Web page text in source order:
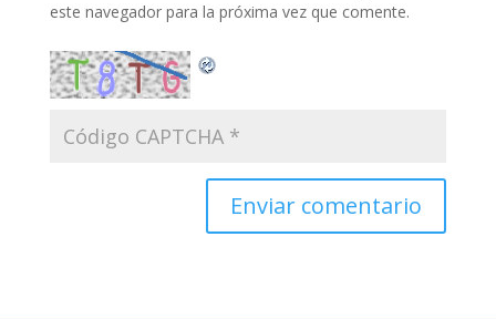
este navegador para la próxima vez que comente.